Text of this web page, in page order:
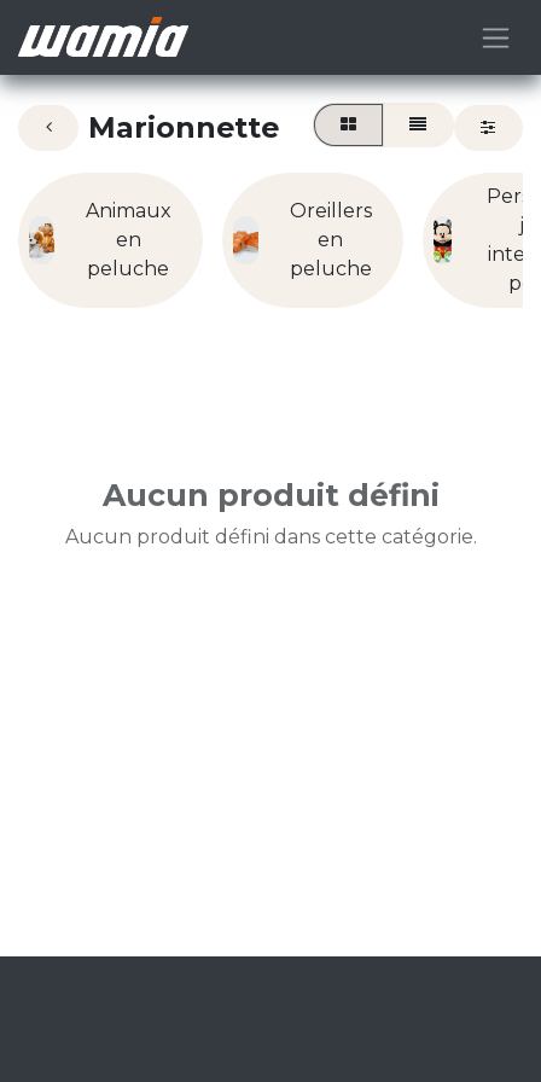
Marionnette
Animaux
en
peluche
Oreillers
en
peluche
Aucun produit défini
Aucun produit défini dans cette catégorie.